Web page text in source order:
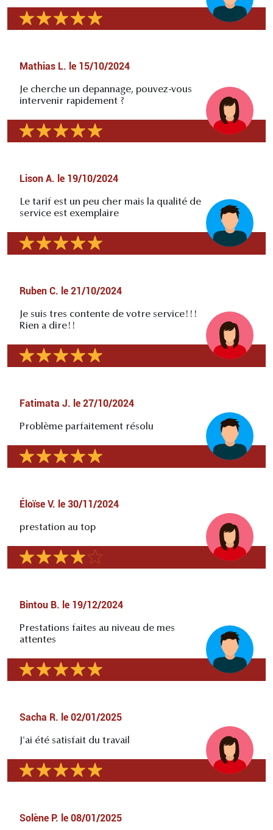
Mathias L. le 15/10/2024
Je cherche un depannage, pouvez-vous
intervenir rapidement ?
Lison A. le 19/10/2024
Le tarif est un peu cher mais la qualité de
service est exemplaire
Ruben C. le 21/10/2024
Je suis tres contente de votre service!!!
Rien a dire!!
Fatimata J. le 27/10/2024
Problème parfaitement résolu
Éloïse V. le 30/11/2024
prestation au top
Bintou B. le 19/12/2024
Prestations faites au niveau de mes
attentes
Sacha R. le 02/01/2025
J'ai été satisfait du travail
Solène P. le 08/01/2025